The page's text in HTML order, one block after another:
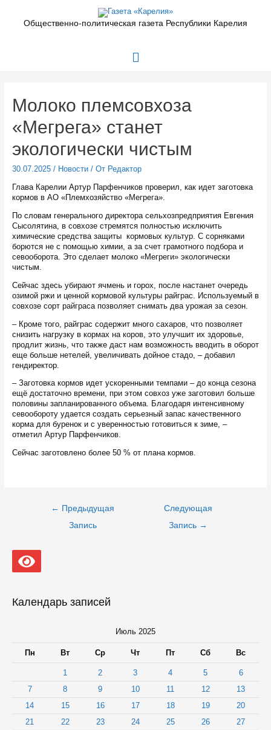
содержимомуОбщественно-политическая газета Республики Карелия
Главное
Молоко племсовхоза
«Мегрега» станет
экологически чистым
30.07.2025/ Новости/ От Редактор
Глава Карелии Артур Парфенчиков проверил, как идет заготовка
кормов в АО «Племхозяйство «Мегрега».
По словам генерального директора сельхозпредприятия Евгения
Сысолятина, в совхозе стремятся полностью исключить
химические средства защиты кормовых культур. С сорняками
борются не с помощью химии, а за счет грамотного подбора и
севооборота. Это сделает молоко «Мегреги» экологически
чистым.
Сейчас здесь убирают ячмень и горох, после настанет очередь
озимой ржи и ценной кормовой культуры райграс. Используемый в
совхозе сорт райграса позволяет снимать два урожая за сезон.
– Кроме того, райграс содержит много сахаров, что позволяет
снизить нагрузку в кормах на коров, это улучшит их здоровье,
продлит жизнь, что также даст нам возможность вводить в оборот
еще больше нетелей, увеличивать дойное стадо, – добавил
гендиректор.
– Заготовка кормов идет ускоренными темпами – до конца сезона
ещё достаточно времени, при этом совхоз уже заготовил больше
половины запланированного объема. Благодаря интенсивному
севообороту удается создать серьезный запас качественного
корма для буренок и с уверенностью готовиться к зиме, –
отметил Артур Парфенчиков.
Сейчас заготовлено более 50 % от плана кормов.
Навигация
← Предыдущая
Запись
Следующая
Запись →
Календарь записей
Июль 2025
Пн Вт Ср Чт Пт Сб Вс
1 2 3 4 5
6
7
8 9 10 11 12
13
14
15 16 17 18 19
20
21
22 23 24 25 26
27